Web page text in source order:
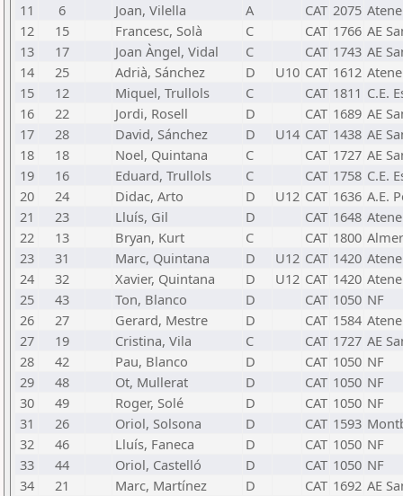
11
6 Joan, Vilella A CAT 2075
12
15 Francesc, Solà C CAT 1766 AE
13
17 Joan Àngel, Vidal C CAT 1743 AE
14
25 Adrià, Sánchez D U10 CAT 1612
15
12 Miquel, Trullols C CAT 1811 C.E.
16
22 Jordi, Rosell D CAT 1689 AE
17
28 David, Sánchez D U14 CAT 1438 AE
18
18 Noel, Quintana C CAT 1727 AE
19
16 Eduard, Trullols C CAT 1758 C.E.
20
24 Didac, Arto D U12 CAT 1636 A.E.
21
23 Lluís, Gil D CAT 1648
22
13 Bryan, Kurt C CAT 1800
23
31 Marc, Quintana D U12 CAT 1420
24
32 Xavier, Quintana D U12 CAT 1420
25
43 Ton, Blanco D CAT 1050 NF
26
27 Gerard, Mestre D CAT 1584
27
19 Cristina, Vila C CAT 1727 AE
28
42 Pau, Blanco D CAT 1050 NF
29
48 Ot, Mullerat D CAT 1050 NF
30
49 Roger, Solé D CAT 1050 NF
31
26 Oriol, Solsona D CAT 1593
32
46 Lluís, Faneca D CAT 1050 NF
33
44 Oriol, Castelló D CAT 1050 NF
34
21 Marc, Martínez D CAT 1692 AE